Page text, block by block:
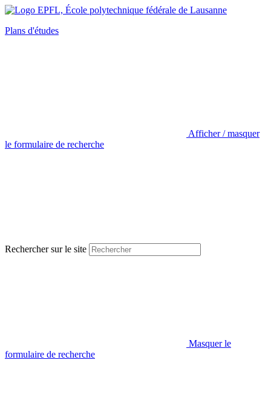
Plans d'études
Afficher / masquer
le formulaire de recherche
Rechercher sur le site
Masquer le
formulaire de recherche